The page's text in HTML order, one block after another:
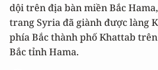
dội trên địa bàn miền Bắc
trang Syria đã giành được làng
phía Bắc thành phố Khattab
Bắc tỉnh Hama.